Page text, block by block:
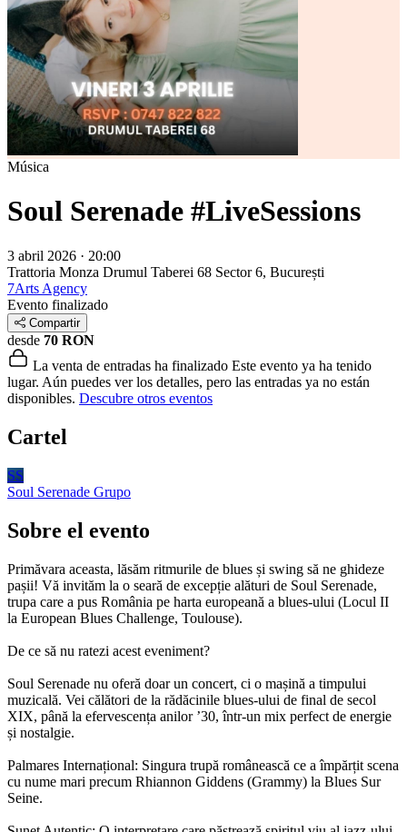
Música
Soul Serenade #LiveSessions
3 abril 2026 · 20:00
Trattoria Monza Drumul Taberei 68 Sector 6, București
7Arts Agency
Evento finalizado
Compartir
desde 70 RON
La venta de entradas ha finalizado Este evento ya ha tenido
lugar. Aún puedes ver los detalles, pero las entradas ya no están
disponibles. Descubre otros eventos
Cartel
SS
Soul Serenade Grupo
Sobre el evento
Primăvara aceasta, lăsăm ritmurile de blues și swing să ne ghideze
pașii! Vă invităm la o seară de excepție alături de Soul Serenade,
trupa care a pus România pe harta europeană a blues-ului (Locul II
la European Blues Challenge, Toulouse).
De ce să nu ratezi acest eveniment?
Soul Serenade nu oferă doar un concert, ci o mașină a timpului
muzicală. Vei călători de la rădăcinile blues-ului de final de secol
XIX, până la efervescența anilor ’30, într-un mix perfect de energie
și nostalgie.
Palmares Internațional: Singura trupă românească ce a împărțit scena
cu nume mari precum Rhiannon Giddens (Grammy) la Blues Sur
Seine.